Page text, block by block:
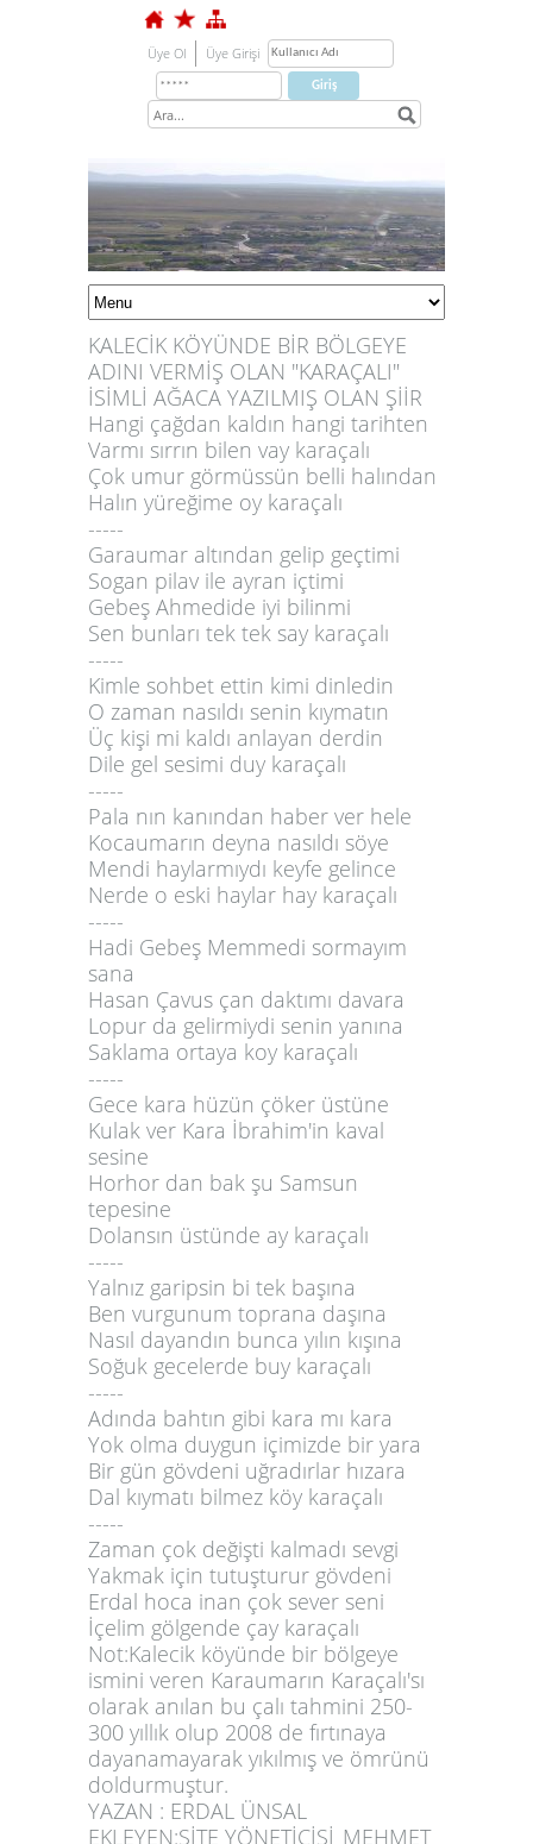
Üye Ol Üye Girişi
KALECİK KÖYÜNDE BİR BÖLGEYE
ADINI VERMİŞ OLAN "KARAÇALI"
İSİMLİ AĞACA YAZILMIŞ OLAN ŞİİR
Hangi çağdan kaldın hangi tarihten
Varmı sırrın bilen vay karaçalı
Çok umur görmüssün belli halından
Halın yüreğime oy karaçalı
-----
Garaumar altından gelip geçtimi
Sogan pilav ile ayran içtimi
Gebeş Ahmedide iyi bilinmi
Sen bunları tek tek say karaçalı
-----
Kimle sohbet ettin kimi dinledin
O zaman nasıldı senin kıymatın
Üç kişi mi kaldı anlayan derdin
Dile gel sesimi duy karaçalı
-----
Pala nın kanından haber ver hele
Kocaumarın deyna nasıldı söye
Mendi haylarmıydı keyfe gelince
Nerde o eski haylar hay karaçalı
-----
Hadi Gebeş Memmedi sormayım
sana
Hasan Çavus çan daktımı davara
Lopur da gelirmiydi senin yanına
Saklama ortaya koy karaçalı
-----
Gece kara hüzün çöker üstüne
Kulak ver Kara İbrahim'in kaval
sesine
Horhor dan bak şu Samsun
tepesine
Dolansın üstünde ay karaçalı
-----
Yalnız garipsin bi tek başına
Ben vurgunum toprana daşına
Nasıl dayandın bunca yılın kışına
Soğuk gecelerde buy karaçalı
-----
Adında bahtın gibi kara mı kara
Yok olma duygun içimizde bir yara
Bir gün gövdeni uğradırlar hızara
Dal kıymatı bilmez köy karaçalı
-----
Zaman çok değişti kalmadı sevgi
Yakmak için tutuşturur gövdeni
Erdal hoca inan çok sever seni
İçelim gölgende çay karaçalı
Not:Kalecik köyünde bir bölgeye
ismini veren Karaumarın Karaçalı'sı
olarak anılan bu çalı tahmini 250-
300 yıllık olup 2008 de fırtınaya
dayanamayarak yıkılmış ve ömrünü
doldurmuştur.
YAZAN : ERDAL ÜNSAL
EKLEYEN:SİTE YÖNETİCİSİ_MEHMET